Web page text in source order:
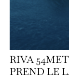
RIVA
PREND LE